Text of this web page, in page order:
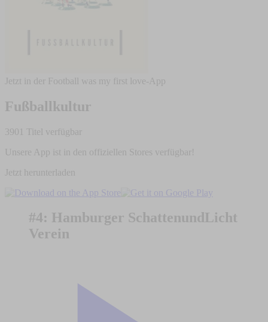
Jetzt in der Football was my first love-App
Fußballkultur
3901 Titel verfügbar
Unsere App ist in den offiziellen Stores verfügbar!
Jetzt herunterladen
#4: Hamburger SchattenundLicht
Verein